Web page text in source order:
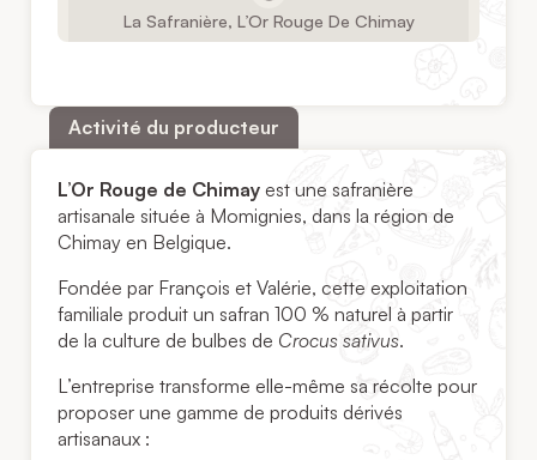
La Safranière, L’Or Rouge De Chimay
Activité du producteur
L’Or Rouge de Chimay est une safranière
artisanale située à Momignies, dans la région de
Chimay en Belgique.
Fondée par François et Valérie, cette exploitation
familiale produit un safran 100 % naturel à partir
de la culture de bulbes de Crocus sativus.
L’entreprise transforme elle-même sa récolte pour
proposer une gamme de produits dérivés
artisanaux :